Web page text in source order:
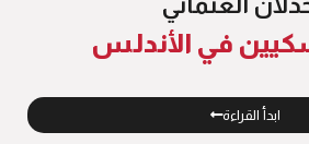
في الأندلس
ابدأ القراءة